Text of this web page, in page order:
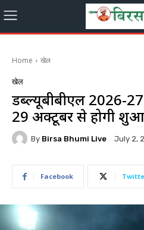
Home खेल
खेल
डब्ल्यूबीबीएल 2026-
29 अक्टूबर से होगी
By Birsa Bhumi Live July 2,
Facebook